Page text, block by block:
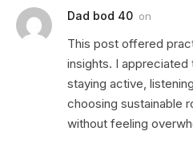
Dad bod 40 on
This post offered
insights. I appreciated
staying active,
choosing sustainable
without feeling